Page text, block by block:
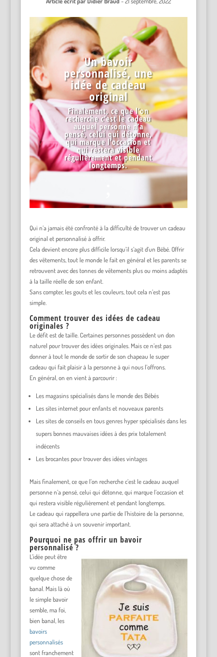
Un bavoir
personnalisé, une
idée de cadeau
original
Finalement, ce que l’on
recherche c’est le cadeau
auquel personne n’a
pensé, celui qui détonne,
qui marque l’occasion et
qui restera visible
régulièrement et pendant
longtemps.
Qui n’a jamais été confronté à la difficulté de trouver un cadeau
original et personnalisé à offrir.
Cela devient encore plus difficile lorsqu’il s’agit d’un Bébé. Offrir
des vêtements, tout le monde le fait en général et les parents se
retrouvent avec des tonnes de vêtements plus ou moins adaptés
à la taille réelle de son enfant.
Sans compter, les gouts et les couleurs, tout cela n’est pas
simple.
Comment trouver des idées de cadeau
originales ?
Le défit est de taille. Certaines personnes possèdent un don
naturel pour trouver des idées originales. Mais ce n’est pas
donner à tout le monde de sortir de son chapeau le super
cadeau qui fait plaisir à la personne à qui nous l’offrons.
En général, on en vient à parcourir :
Les magasins spécialisés dans le monde des Bébés
Les sites internet pour enfants et nouveaux parents
Les sites de conseils en tous genres hyper spécialisés dans les
supers bonnes mauvaises idées à des prix totalement
indécents
Les brocantes pour trouver des idées vintages
Mais finalement, ce que l’on recherche c’est le cadeau auquel
personne n’a pensé, celui qui détonne, qui marque l’occasion et
qui restera visible régulièrement et pendant longtemps.
Le cadeau qui rappellera une partie de l’histoire de la personne,
qui sera attaché à un souvenir important.
Pourquoi ne pas offrir un bavoir
personnalisé ?
L’idée peut être
vu comme
quelque chose de
banal. Mais là où
le simple bavoir
semble, ma foi,
bien banal, les
bavoirs
personnalisés
sont franchement